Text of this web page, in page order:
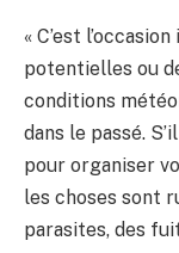
« C’est
potentielles ou
conditions
dans le passé.
pour organiser
les choses sont
parasites, des